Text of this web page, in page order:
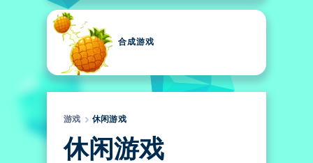
合成游戏
游戏 休闲游戏
休闲游戏